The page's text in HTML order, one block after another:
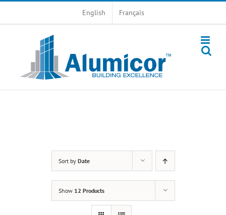
English Français
Sort by Date
Show 12 Products